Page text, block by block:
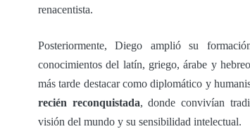
renacentista.
Posteriormente, Diego amplió su
conocimientos del latín, griego, árabe y
más tarde destacar como diplomático y
recién reconquistada, donde convivían
visión del mundo y su sensibilidad intelectual.